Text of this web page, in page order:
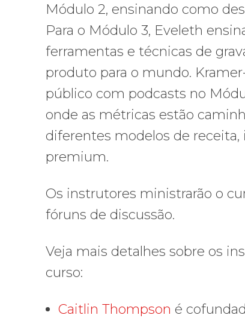
Módulo 2, ensinando como
Para o Módulo 3, Eveleth
ferramentas e técnicas de
produto para o mundo.
público com podcasts no
onde as métricas estão
diferentes modelos de
premium.
Os instrutores ministrarão o
fóruns de discussão.
Veja mais detalhes sobre os
curso:
Caitlin Thompson é